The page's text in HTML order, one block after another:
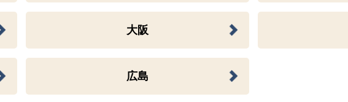
大阪
広島